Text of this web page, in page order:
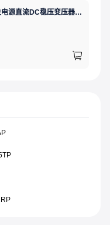
MW(明纬)LRS-350-24开关电源直流DC稳压变压器监控24V 14.6A